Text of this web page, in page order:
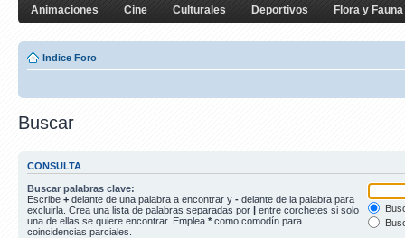
Animaciones Cine Culturales Deportivos Flora y Fauna
Indice Foro
Buscar
CONSULTA
Buscar palabras clave:
Escribe + delante de una palabra a encontrar y - delante de la palabra para
excluirla. Crea una lista de palabras separadas por | entre corchetes si solo
una de ellas se quiere encontrar. Emplea * como comodín para
coincidencias parciales.